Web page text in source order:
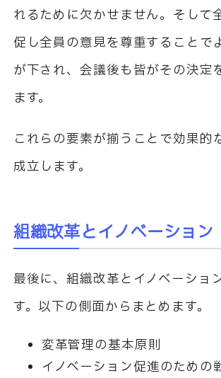
れるために欠かせません。そして
促し全員の意見を尊重することで
が下され、会議後も皆がその決定
ます。
これらの要素が揃うことで効果的
成立します。
組織改革とイノベーション
最後に、組織改革とイノベーショ
す。以下の側面からまとめます。
変革管理の基本原則
イノベーション促進のための